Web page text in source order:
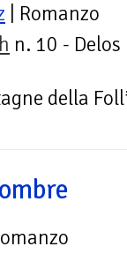
| Romanzo
n. 10 - Delos
della